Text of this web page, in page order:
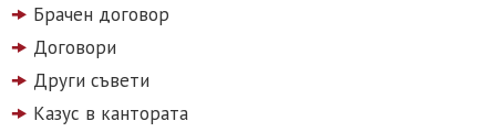
Брачен договор
Договори
Други съвети
Казус в кантората